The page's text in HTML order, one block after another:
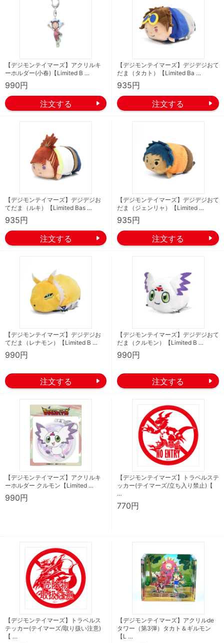
【デジモンテイマーズ】アクリルキ
ーホルダー(小春)【Limited B …
990円
【デジモンテイマーズ】デジデジおて
だま（タカト）【Limited Ba …
935円
【デジモンテイマーズ】デジデジお
てだま（ルキ）【Limited Bas …
935円
【デジモンテイマーズ】デジデジおて
だま（ジェンリャ）【Limited …
935円
【デジモンテイマーズ】デジデジお
てだま（レナモン）【Limited B …
990円
【デジモンテイマーズ】デジデジおて
だま（クルモン）【Limited B …
990円
【デジモンテイマーズ】アクリルキ
ーホルダー クルモン【Limited …
990円
【デジモンテイマーズ】トラベルステ
ッカー(テイマーズ/立ち入り禁止)【
…
770円
【デジモンテイマーズ】トラベルス
テッカー(テイマーズ/取り扱い注意)
【 …
【デジモンテイマーズ】アクリルde
タワー（第3弾）タカト＆ギルモン
【L …